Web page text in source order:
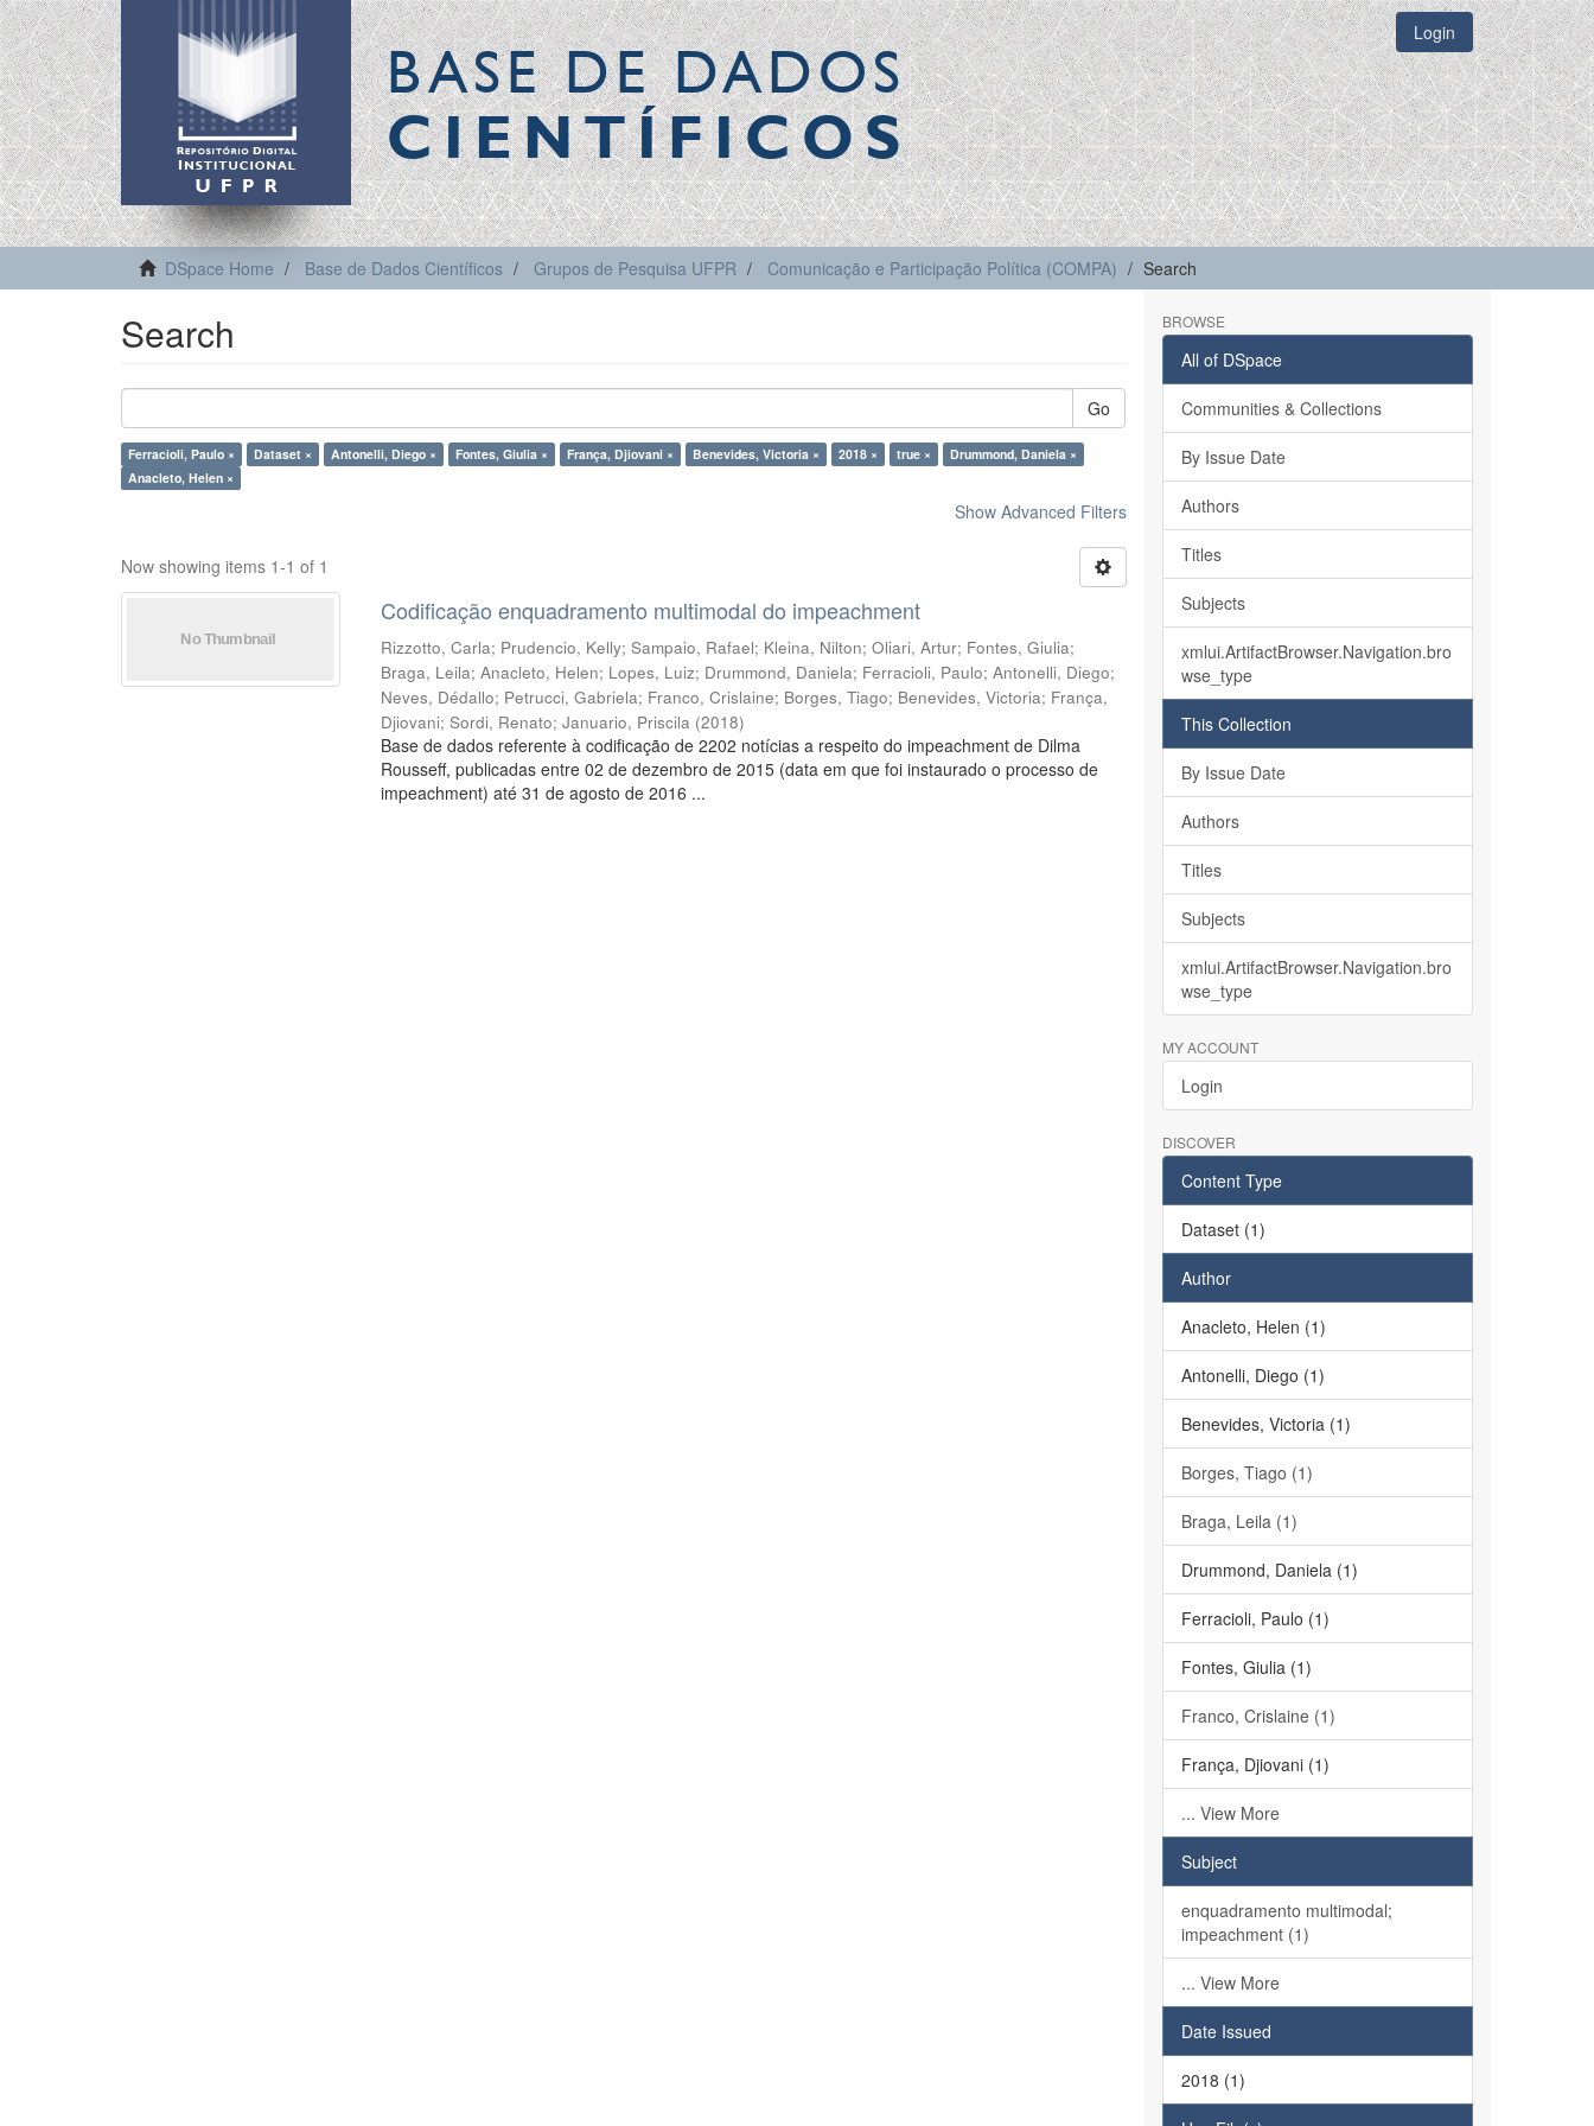
BASE DE DADOS
CIENTÍFICOS
Login
DSpace Home Base de Dados Científicos Grupos de Pesquisa UFPR Comunicação e Participação Política (COMPA) Search
Search
Go
Ferracioli, Paulo × Dataset × Antonelli, Diego × Fontes, Giulia × França, Djiovani × Benevides, Victoria × 2018 × true ×
Drummond, Daniela ×
Anacleto, Helen ×
Show Advanced Filters
Now showing items 1-1 of 1
Codificação enquadramento multimodal do impeachment
Rizzotto, Carla; Prudencio, Kelly;Sampaio, Rafael; Kleina, Nilton;Oliari, Artur; Fontes, Giulia;
Braga, Leila;Anacleto, Helen; Lopes, Luiz; Drummond, Daniela; Ferracioli, Paulo;Antonelli, Diego;
Neves, Dédallo; Petrucci, Gabriela; Franco, Crislaine; Borges, Tiago; Benevides, Victoria; França,
Djiovani;Sordi, Renato;Januario, Priscila (2018)
Base de dados referente à codificação de 2202 notícias a respeito do impeachment de Dilma
Rousseff, publicadas entre 02 de dezembro de 2015 (data em que foi instaurado o processo de
impeachment) até 31 de agosto de 2016 ...
BROWSE
All of DSpace
Communities & Collections
By Issue Date
Authors
Titles
Subjects
xmlui.ArtifactBrowser.Navigation.bro
wse_type
This Collection
By Issue Date
Authors
Titles
Subjects
xmlui.ArtifactBrowser.Navigation.bro
wse_type
MY ACCOUNT
Login
DISCOVER
Content Type
Dataset (1)
Author
Anacleto, Helen (1)
Antonelli, Diego (1)
Benevides, Victoria (1)
Borges, Tiago (1)
Braga, Leila (1)
Drummond, Daniela (1)
Ferracioli, Paulo (1)
Fontes, Giulia (1)
Franco, Crislaine (1)
França, Djiovani (1)
... View More
Subject
enquadramento multimodal;
impeachment (1)
... View More
Date Issued
2018 (1)